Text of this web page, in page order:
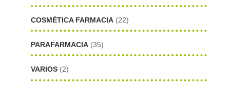
COSMÉTICA FARMACIA (22)
PARAFARMACIA (35)
VARIOS (2)